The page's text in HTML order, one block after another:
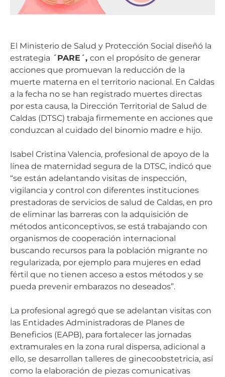
El Ministerio de Salud y Protección Social diseñó la
estrategia ´PARE´, con el propósito de generar
acciones que promuevan la reducción de la
muerte materna en el territorio nacional. En Caldas
a la fecha no se han registrado muertes directas
por esta causa, la Dirección Territorial de Salud de
Caldas (DTSC) trabaja firmemente en acciones que
conduzcan al cuidado del binomio madre e hijo.
Isabel Cristina Valencia, profesional de apoyo de la
línea de maternidad segura de la DTSC, indicó que
“se están adelantando visitas de inspección,
vigilancia y control con diferentes instituciones
prestadoras de servicios de salud de Caldas, en pro
de eliminar las barreras con la adquisición de
métodos anticonceptivos, se está trabajando con
organismos de cooperación internacional
buscando recursos para la población migrante no
regularizada, por ejemplo para mujeres en edad
fértil que no tienen acceso a estos métodos y se
pueda prevenir embarazos no deseados”.
La profesional agregó que se adelantan visitas con
las Entidades Administradoras de Planes de
Beneficios (EAPB), para fortalecer las jornadas
extramurales en la zona rural dispersa, adicional a
ello, se desarrollan talleres de ginecoobstetricia, así
como la elaboración de piezas comunicativas